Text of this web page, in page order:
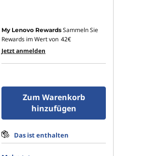
My Lenovo Rewards Sammeln Sie
Rewards im Wert von 42€
Jetzt anmelden
Zum Warenkorb
hinzufügen
Das ist enthalten